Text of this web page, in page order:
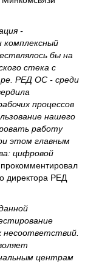
-
комплексный
бы на
стека с
РЕД ОС - среди
процессов
нашего
работу
этом главным
цифровой
директора РЕД
несоответствий.
центрам